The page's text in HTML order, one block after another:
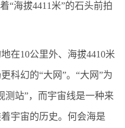
“海拔4411米”的石头前拍
10公里外、海拔4410米
科幻的“大网”。“大网”为
测站”，而宇宙线是一种来
宇宙的历史。何会海是